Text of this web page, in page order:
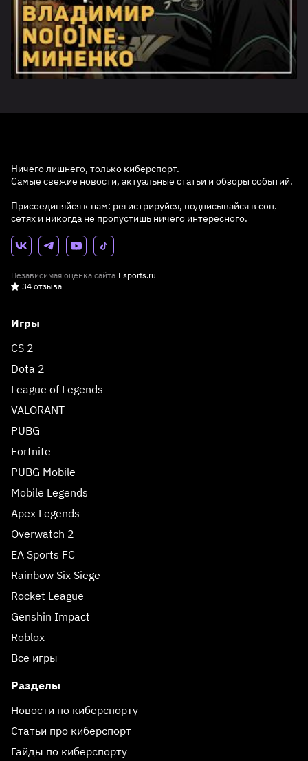
Ничего лишнего, только киберспорт.
Самые свежие новости, актуальные статьи и обзоры событий.
Присоединяйся к нам: регистрируйся, подписывайся в соц.
сетях и никогда не пропустишь ничего интересного.
Независимая оценка сайта Esports.ru
34 отзыва
Игры
CS 2
Dota 2
League of Legends
VALORANT
PUBG
Fortnite
PUBG Mobile
Mobile Legends
Apex Legends
Overwatch 2
EA Sports FC
Rainbow Six Siege
Rocket League
Genshin Impact
Roblox
Все игры
Разделы
Новости по киберспорту
Статьи про киберспорт
Гайды по киберспорту